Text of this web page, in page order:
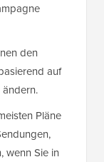
den
auf
Pläne
wenn Sie in